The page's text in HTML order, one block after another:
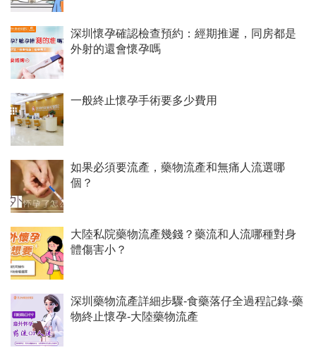
深圳懷孕確認檢查預約：經期推遲，同房都是
外射的還會懷孕嗎
一般終止懷孕手術要多少費用
如果必須要流產，藥物流產和無痛人流選哪
個？
大陸私院藥物流產幾錢？藥流和人流哪種對身
體傷害小？
深圳藥物流產詳細步驟-食藥落仔全過程記錄-藥
物終止懷孕-大陸藥物流產